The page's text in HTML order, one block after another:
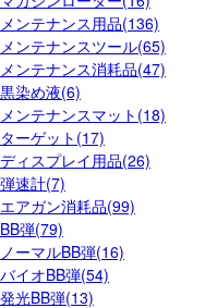
メンテナンス用品(136)
メンテナンスツール(65)
メンテナンス消耗品(47)
黒染め液(6)
メンテナンスマット(18)
ターゲット(17)
ディスプレイ用品(26)
弾速計(7)
エアガン消耗品(99)
BB弾(79)
ノーマルBB弾(16)
バイオBB弾(54)
発光BB弾(13)